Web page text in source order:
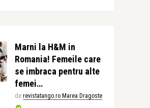
Marni la H&M in
Romania! Femeile care
se imbraca pentru alte
femei…
de revistatango.ro Marea Dragoste